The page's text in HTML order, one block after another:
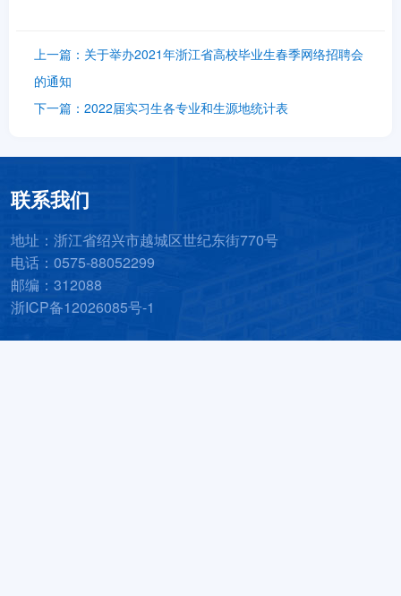
上一篇： 关于举办2021年浙江省高校毕业生春季网络招聘会
的通知
下一篇： 2022届实习生各专业和生源地统计表
联系我们
地址：浙江省绍兴市越城区世纪东街770号
电话：0575-88052299
邮编：312088
浙ICP备12026085号-1